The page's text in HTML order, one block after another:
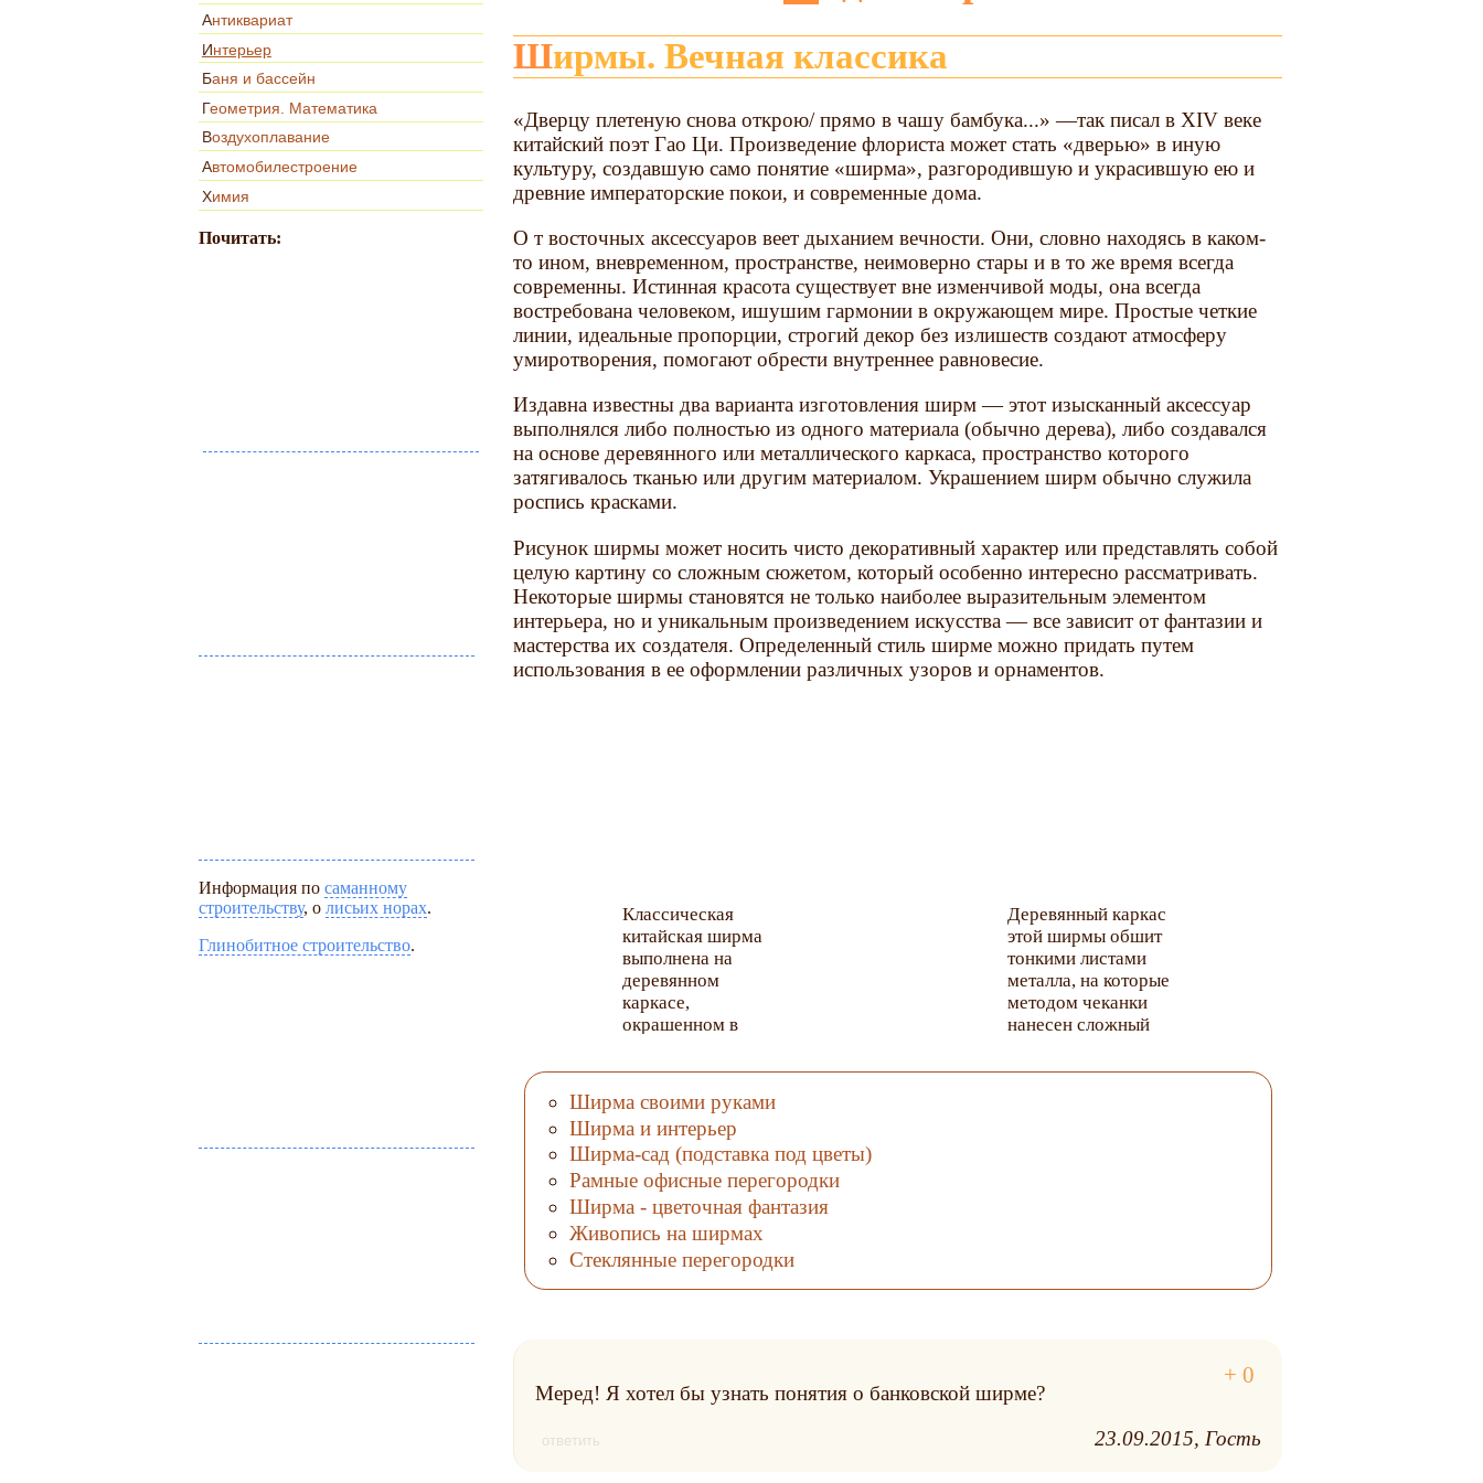
Антиквариат
Интерьер
Баня и бассейн
Геометрия. Математика
Воздухоплавание
Автомобилестроение
Химия
Почитать:
Информация по саманному
строительству, о лисьих норах.
Глинобитное строительство.
Ширмы. Вечная классика
«Дверцу плетеную снова открою/ прямо в чашу бамбука...» —так писал в XIV веке
китайский поэт Гао Ци. Произведение флориста может стать «дверью» в иную
культуру, создавшую само понятие «ширма», разгородившую и украсившую ею и
древние императорские покои, и современные дома.
О т восточных аксессуаров веет дыханием вечности. Они, словно находясь в каком-
то ином, вневременном, пространстве, неимоверно стары и в то же время всегда
современны. Истинная красота существует вне изменчивой моды, она всегда
востребована человеком, ишушим гармонии в окружающем мире. Простые четкие
линии, идеальные пропорции, строгий декор без излишеств создают атмосферу
умиротворения, помогают обрести внутреннее равновесие.
Издавна известны два варианта изготовления ширм — этот изысканный аксессуар
выполнялся либо полностью из одного материала (обычно дерева), либо создавался
на основе деревянного или металлического каркаса, пространство которого
затягивалось тканью или другим материалом. Украшением ширм обычно служила
роспись красками.
Рисунок ширмы может носить чисто декоративный характер или представлять собой
целую картину со сложным сюжетом, который особенно интересно рассматривать.
Некоторые ширмы становятся не только наиболее выразительным элементом
интерьера, но и уникальным произведением искусства — все зависит от фантазии и
мастерства их создателя. Определенный стиль ширме можно придать путем
использования в ее оформлении различных узоров и орнаментов.
Классическая
китайская ширма
выполнена на
деревянном
каркасе,
окрашенном в
декорирована
стеблей хвоща.
Полотнища
крепятся к раме при
помощи
натуральных
шнуров.
Деревянный каркас
этой ширмы обшит
тонкими листами
металла, на которые
методом чеканки
нанесен сложный
рисунок. Картину
Ширма своими руками
Ширма и интерьер
Ширма-сад (подставка под цветы)
Рамные офисные перегородки
Ширма - цветочная фантазия
Живопись на ширмах
Стеклянные перегородки
Меред! Я хотел бы узнать понятия о банковской ширме?
ответить 23.09.2015 Гость